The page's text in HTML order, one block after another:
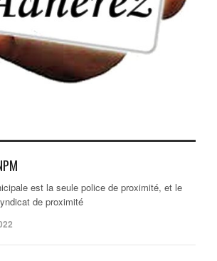
est la seule police de proximité, et le
de proximité